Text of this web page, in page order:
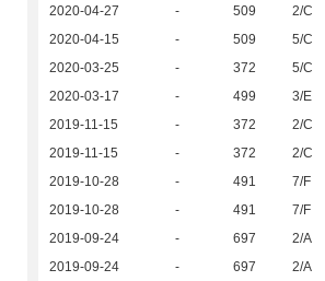
2020-04-27
- 509 2/C
2020-04-15
- 509 5/C
2020-03-25
- 372 5/C
2020-03-17
- 499 3/E
2019-11-15
- 372 2/C
2019-11-15
- 372 2/C
2019-10-28
- 491 7/F
2019-10-28
- 491 7/F
2019-09-24
- 697 2/A
2019-09-24
- 697 2/A